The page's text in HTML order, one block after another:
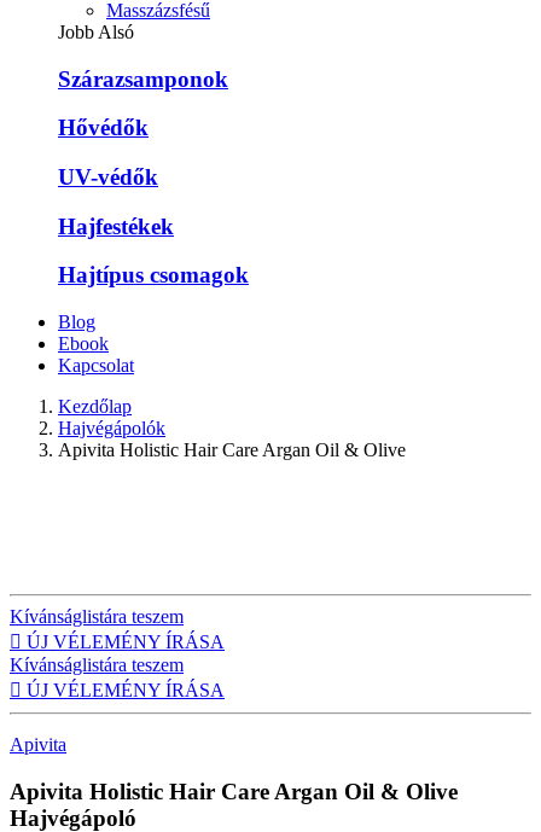
Masszázsfésű
Jobb Alsó
Szárazsamponok
Hővédők
UV-védők
Hajfestékek
Hajtípus csomagok
Blog
Ebook
Kapcsolat
Kezdőlap
Hajvégápolók
Apivita Holistic Hair Care Argan Oil & Olive
Kívánságlistára teszem
 ÚJ VÉLEMÉNY ÍRÁSA
Kívánságlistára teszem
 ÚJ VÉLEMÉNY ÍRÁSA
Apivita
Apivita Holistic Hair Care Argan Oil & Olive
Hajvégápoló